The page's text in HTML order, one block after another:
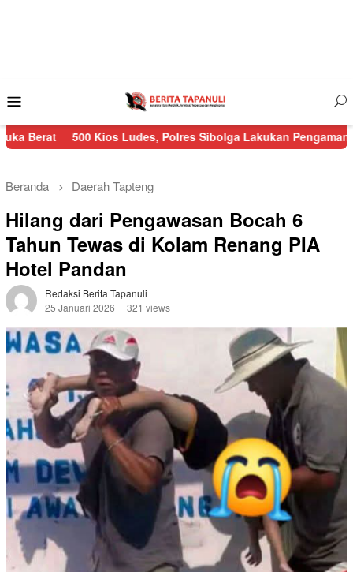
Mobile
500 Kios Ludes, Polres Sibolga Lakukan Pengamanan
Beranda DaerahTapteng
Hilang dari Pengawasan Bocah 6
Tahun Tewas di Kolam Renang PIA
Hotel Pandan
Redaksi Berita Tapanuli
25 Januari 2026
321 views